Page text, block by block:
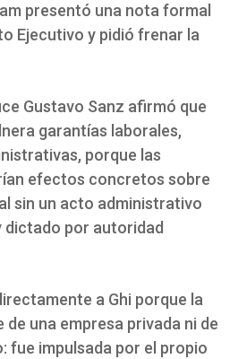
presentó una nota formal
Ejecutivo y pidió frenar la
Gustavo Sanz afirmó que
garantías laborales,
porque las
efectos concretos sobre
sin un acto administrativo
dictado por autoridad
a Ghi porque la
de una empresa privada ni de
fue impulsada por el propio